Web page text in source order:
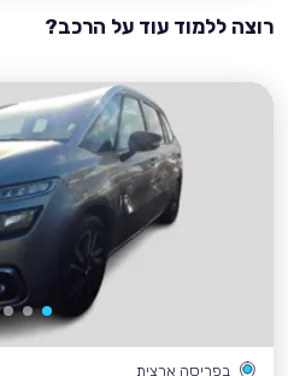
רוצה ללמוד עוד על הרכב?
בפריסה ארצית